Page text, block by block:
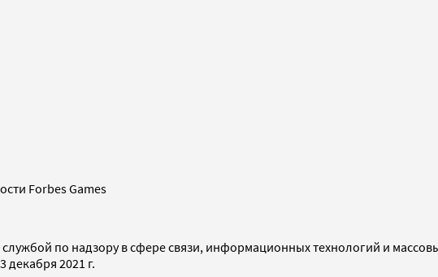
Forbes Games
по надзору в сфере связи, информационных технологий и
2021 г.